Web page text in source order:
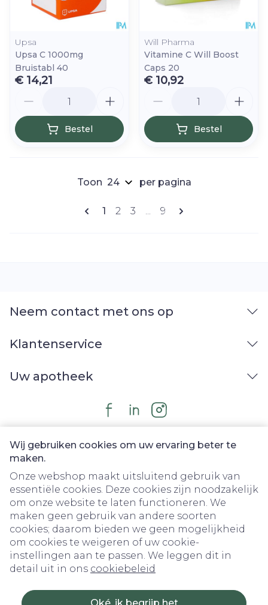
Wij gebruiken cookies om uw ervaring beter te
maken.
Onze webshop maakt uitsluitend gebruik van
essentiële cookies. Deze cookies zijn noodzakelijk
om onze website te laten functioneren. We
maken geen gebruik van andere soorten
cookies; daarom bieden we geen mogelijkheid
om cookies te weigeren of uw cookie-
instellingen aan te passen. We leggen dit in
detail uit in ons cookiebeleid
Upsa
Upsa C 1000mg
Bruistabl 40
€ 14,21
Bestel
Will Pharma
Vitamine C Will Boost
Caps 20
€ 10,92
Bestel
Pagina's
U lees momenteel pagina
1 Pagina
2 Pagina
3 ... Pagina
9
Toon per pagina
Neem contact met ons op
Klantenservice
Uw apotheek
Juridische links